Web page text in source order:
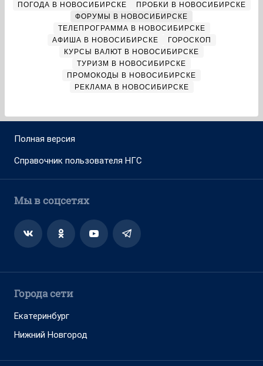
ПОГОДА В НОВОСИБИРСКЕ
ПРОБКИ В НОВОСИБИРСКЕ
ФОРУМЫ В НОВОСИБИРСКЕ
ТЕЛЕПРОГРАММА В НОВОСИБИРСКЕ
АФИША В НОВОСИБИРСКЕ
ГОРОСКОП
КУРСЫ ВАЛЮТ В НОВОСИБИРСКЕ
ТУРИЗМ В НОВОСИБИРСКЕ
ПРОМОКОДЫ В НОВОСИБИРСКЕ
РЕКЛАМА В НОВОСИБИРСКЕ
Полная версия
Справочник пользователя НГС
Мы в соцсетях
Города сети
Екатеринбург
Нижний Новгород